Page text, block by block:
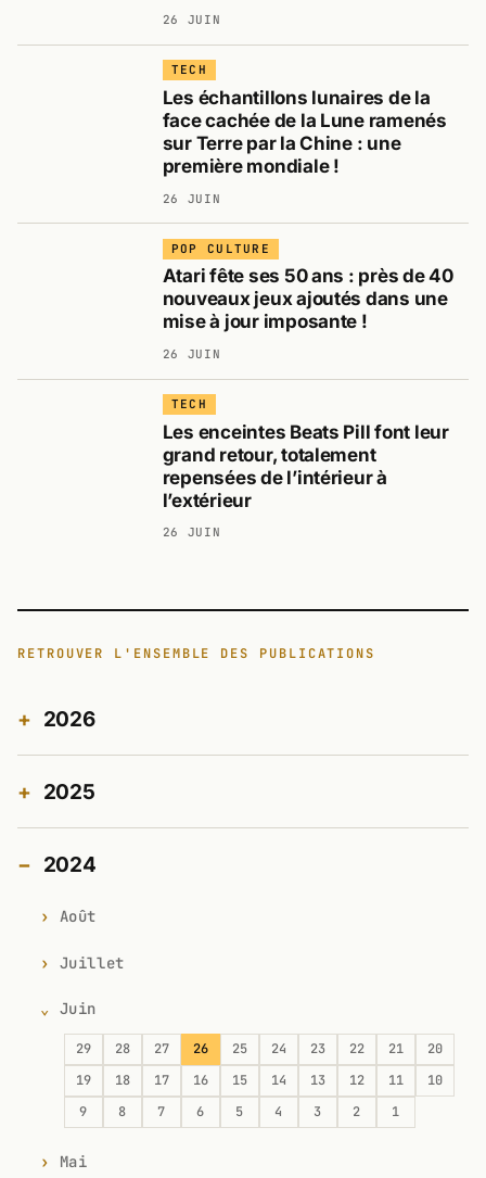
26 JUIN
TECH
Les échantillons lunaires de la
face cachée de la Lune ramenés
sur Terre par la Chine : une
première mondiale !
26 JUIN
POP CULTURE
Atari fête ses 50 ans : près de 40
nouveaux jeux ajoutés dans une
mise à jour imposante !
26 JUIN
TECH
Les enceintes Beats Pill font leur
grand retour, totalement
repensées de l’intérieur à
l’extérieur
26 JUIN
RETROUVER L'ENSEMBLE DES PUBLICATIONS
2026
2025
2024
Août
Juillet
Juin
29 28 27 26 25 24 23 22 21
20
19
18 17 16 15 14 13 12 11
10
9
8 7 6 5 4 3 2 1
Mai